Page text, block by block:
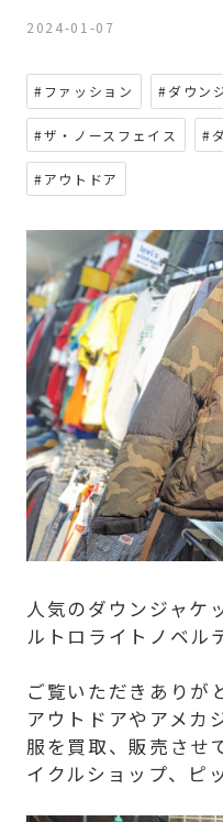
2024-01-07
#ファッション #ダウン
#ザ・ノースフェイス #
#アウトドア
人気のダウンジャ
ルトロライトノベル
ご覧いただきありが
アウトドアやアメカ
服を買取、販売させ
イクルショップ、ピ